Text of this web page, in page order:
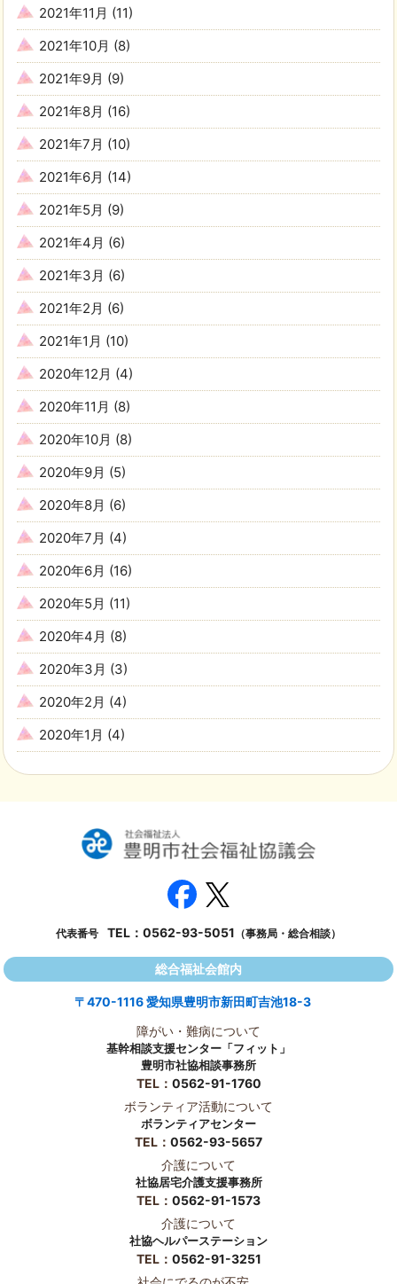
2021年11月 (11)
2021年10月 (8)
2021年9月 (9)
2021年8月 (16)
2021年7月 (10)
2021年6月 (14)
2021年5月 (9)
2021年4月 (6)
2021年3月 (6)
2021年2月 (6)
2021年1月 (10)
2020年12月 (4)
2020年11月 (8)
2020年10月 (8)
2020年9月 (5)
2020年8月 (6)
2020年7月 (4)
2020年6月 (16)
2020年5月 (11)
2020年4月 (8)
2020年3月 (3)
2020年2月 (4)
2020年1月 (4)
代表番号 TEL： 0562-93-5051 （事務局・総合相談）
総合福祉会館内
〒470-1116 愛知県豊明市新田町吉池18-3
障がい・難病について
基幹相談支援センター「フィット」
豊明市社協相談事務所
TEL： 0562-91-1760
ボランティア活動について
ボランティアセンター
TEL： 0562-93-5657
介護について
社協居宅介護支援事務所
TEL： 0562-91-1573
介護について
社協ヘルパーステーション
TEL： 0562-91-3251